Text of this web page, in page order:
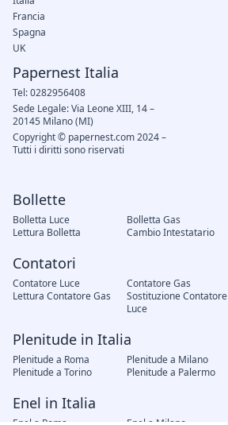
Bollette
Bolletta Luce Bolletta Gas
Lettura Bolletta
Cambio Intestatario
Contatori
Contatore Luce Contatore Gas
Lettura Contatore Gas
Sostituzione Contatore
Luce
Plenitude in Italia
Plenitude a Roma Plenitude a Milano
Plenitude a Torino
Plenitude a Palermo
Enel in Italia
Francia
Spagna
UK
Papernest Italia
Tel: 0282956408
Sede Legale: Via Leone XIII, 14 –
20145 Milano (MI)
Copyright © papernest.com 2024 –
Tutti i diritti sono riservati